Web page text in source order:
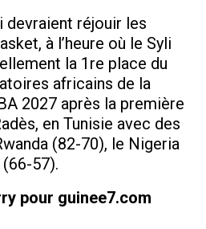
devraient réjouir les
à l’heure où le Syli
la 1re place du
africains de la
2027 après la première
en Tunisie avec des
(82-70), le Nigeria
57).
pour guinee7.com